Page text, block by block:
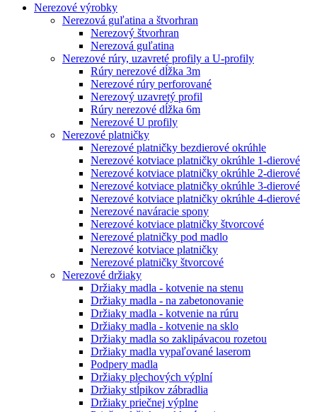
Nerezové výrobky
Nerezová guľatina a štvorhran
Nerezový štvorhran
Nerezová guľatina
Nerezové rúry, uzavreté profily a U-profily
Rúry nerezové dĺžka 3m
Nerezové rúry perforované
Nerezový uzavretý profil
Rúry nerezové dĺžka 6m
Nerezové U profily
Nerezové platničky
Nerezové platničky bezdierové okrúhle
Nerezové kotviace platničky okrúhle 1-dierové
Nerezové kotviace platničky okrúhle 2-dierové
Nerezové kotviace platničky okrúhle 3-dierové
Nerezové kotviace platničky okrúhle 4-dierové
Nerezové naváracie spony
Nerezové kotviace platničky štvorcové
Nerezové platničky pod madlo
Nerezové kotviace platničky
Nerezové platničky štvorcové
Nerezové držiaky
Držiaky madla - kotvenie na stenu
Držiaky madla - na zabetonovanie
Držiaky madla - kotvenie na rúru
Držiaky madla - kotvenie na sklo
Držiaky madla so zaklipávacou rozetou
Držiaky madla vypaľované laserom
Podpery madla
Držiaky plechových výplní
Držiaky stĺpikov zábradlia
Držiaky priečnej výplne